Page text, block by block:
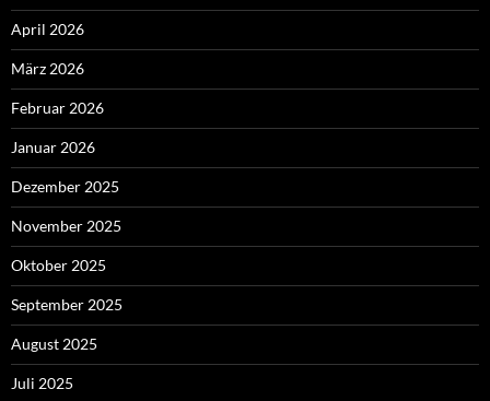
April 2026
März 2026
Februar 2026
Januar 2026
Dezember 2025
November 2025
Oktober 2025
September 2025
August 2025
Juli 2025